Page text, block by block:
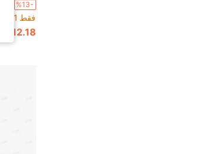
%13-
فقط 1 بيقي
12.18